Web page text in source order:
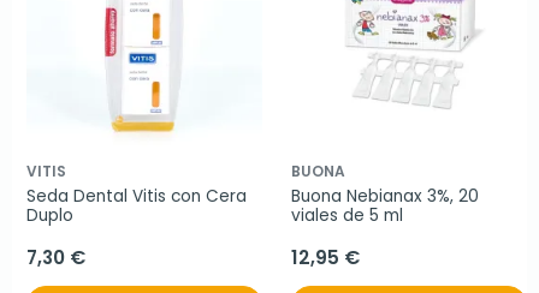
VITIS
Seda Dental Vitis con Cera
Duplo
7,30 €
BUONA
Buona Nebianax 3%, 20
viales de 5 ml
12,95 €